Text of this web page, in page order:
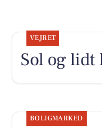
VEJRET
Sol og lidt
BOLIGMARKED